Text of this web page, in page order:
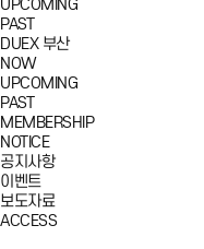
UPCOMING
PAST
DUEX 부산
NOW
UPCOMING
PAST
MEMBERSHIP
NOTICE
공지사항
이벤트
보도자료
ACCESS